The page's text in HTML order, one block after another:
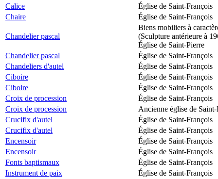
Calice
Église de Saint-François
Chaire
Église de Saint-François
Chandelier pascal
Biens mobiliers à
(Sculpture antérieure à
Église de Saint-Pierre
Chandelier pascal
Église de Saint-François
Chandeliers d'autel
Église de Saint-François
Ciboire
Église de Saint-François
Ciboire
Église de Saint-François
Croix de procession
Église de Saint-François
Croix de procession
Ancienne église de Saint-
Crucifix d'autel
Église de Saint-François
Crucifix d'autel
Église de Saint-François
Encensoir
Église de Saint-François
Encensoir
Église de Saint-François
Fonts baptismaux
Église de Saint-François
Instrument de paix
Église de Saint-François